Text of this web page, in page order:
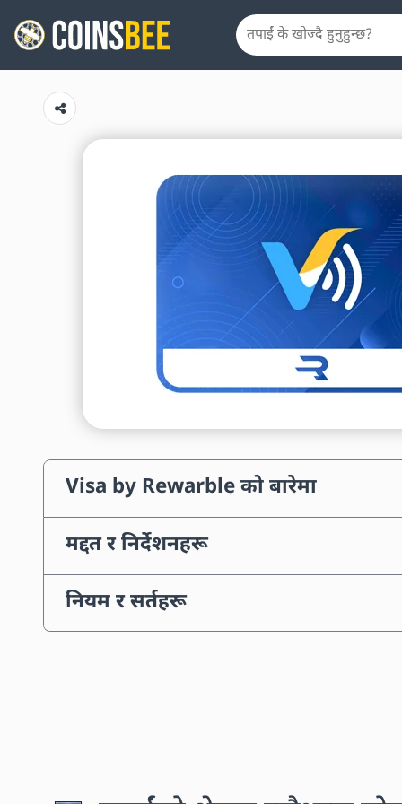
Visa by Rewarble को बारेमा
मद्दत र निर्देशनहरू
नियम र सर्तहरू